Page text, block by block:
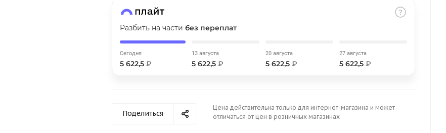
Разбить на части без переплат
Сегодня
5 622,5 ₽
13 августа
5 622,5 ₽
20 августа
5 622,5 ₽
27 августа
5 622,5 ₽
Поделиться
Цена действительна только для интернет-магазина и может
отличаться от цен в розничных магазинах
в корзину